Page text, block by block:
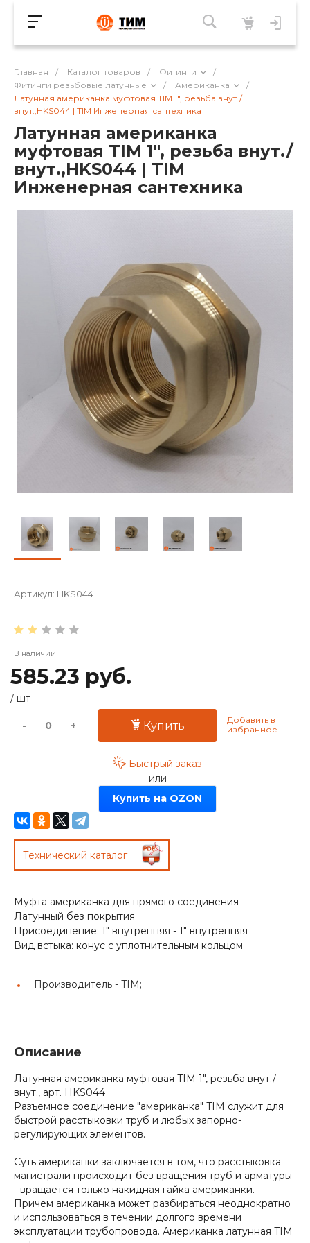
Главная / Каталог товаров / Фитинги
/
Фитинги резьбовые латунные
/ Американка
/
Латунная американка муфтовая TIM 1", резьба внут./
внут.,HKS044 | TIM Инженерная сантехника
Латунная американка
муфтовая TIM 1", резьба внут./
внут.,HKS044 | TIM
Инженерная сантехника
Артикул: HKS044
В наличии
585.23 руб.
/ шт
- + Купить
Быстрый заказ
или
Купить на OZON
Технический каталог
Муфта американка для прямого соединения
Латунный без покрытия
Присоединение: 1" внутренняя - 1" внутренняя
Вид встыка: конус с уплотнительным кольцом
Производитель - TIM;
Описание
Латунная американка муфтовая TIM 1", резьба внут./
внут., арт. HKS044
Разъемное соединение "американка" TIM служит для
быстрой расстыковки труб и любых запорно-
регулирующих элементов.
Суть американки заключается в том, что расстыковка
магистрали происходит без вращения труб и арматуры
- вращается только накидная гайка американки.
Причем американка может разбираться неоднократно
и использоваться в течении долгого времени
эксплуатации трубопровода. Американка латунная TIM